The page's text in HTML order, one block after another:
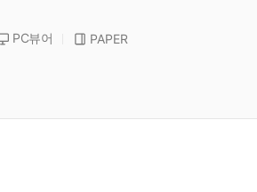
PC뷰어
PAPER